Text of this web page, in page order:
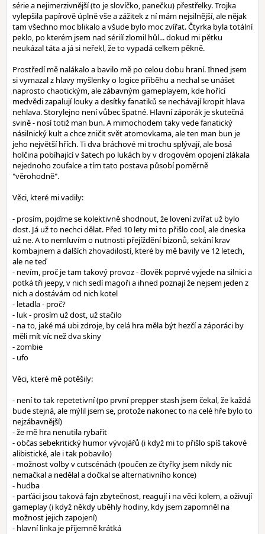
série a nejimerzivnější (to je slovíčko, panečku) přestřelky. Trojka
vylepšila papírově úplně vše a zážitek z ní mám nejsilnější, ale nějak
tam všechno moc blikalo a všude bylo moc zvířat. Čtyrka byla totální
peklo, po kterém jsem nad sériíí zlomil hůl... dokud mi pětku
neukázal táta a já si neřekl, že to vypadá celkem pěkně.
Prostředí mě nalákalo a bavilo mě po celou dobu hraní. Ihned jsem
si vymazal z hlavy myšlenky o logice příběhu a nechal se unášet
naprosto chaotickým, ale zábavným gameplayem, kde hořící
medvědi zapalují louky a desítky fanatiků se nechávají kropit hlava
nehlava. Storylejno není vůbec špatné. Hlavní záporák je skutečná
svině - nosí totiž man bun. A mimochodem taky vede fanatický
násilnický kult a chce zničit svět atomovkama, ale ten man bun je
jeho největší hřích. Ti dva bráchové mi trochu splývají, ale bosá
holčina pobíhající v šatech po lukách by v drogovém opojení zlákala
nejednoho zoufalce a tím tato postava působí poměrně
"věrohodně".
Věci, které mi vadily:
- prosím, pojďme se kolektivně shodnout, že lovení zvířat už bylo
dost. Já už to nechci dělat. Před 10 lety mi to přišlo cool, ale dneska
už ne. A to nemluvím o nutnosti přejíždění bizonů, sekání krav
kombajnem a dalších zhovadilostí, které by mě bavily ve 12 letech,
ale ne teď
- nevím, proč je tam takový provoz - člověk poprvé vyjede na silnici a
potká tři jeepy, v nich sedí magoři a ihned poznají že nejsem jeden z
nich a dostávám od nich kotel
- letadla - proč?
- luk - prosím už dost, už stačilo
- na to, jaké má ubi zdroje, by celá hra měla být hezčí a záporáci by
měli mít víc než dva skiny
- zombie
- ufo
Věci, které mě potěšily:
- není to tak repetetivní (po první prepper stash jsem čekal, že každá
bude stejná, ale mýlil jsem se, protože nakonec to na celé hře bylo to
nejzábavnější)
- že mě hra nenutila rybařit
- občas sebekritický humor vývojářů (i když mi to přišlo spíš takové
alibistické, ale i tak pobavilo)
- možnost volby v cutscénách (poučen ze čtyřky jsem nikdy nic
nemačkal a nedělal a dočkal se alternativního konce)
- hudba
- parťáci jsou taková fajn zbytečnost, reagují i na věci kolem, a oživují
gameplay (i když někdy uběhly hodiny, kdy jsem zapomněl na
možnost jejich zapojení)
- hlavní linka je příjemně krátká